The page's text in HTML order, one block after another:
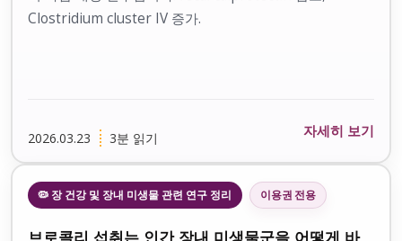
Clostridium cluster IV 증가.
2026.03.23 3분 읽기 자세히 보기
🦠 장 건강 및 장내 미생물 관련 연구 정리 이용권 전용